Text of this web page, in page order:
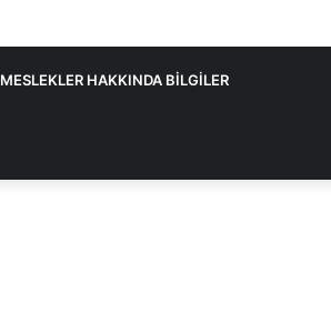
MESLEKLER HAKKINDA BİLGİLER